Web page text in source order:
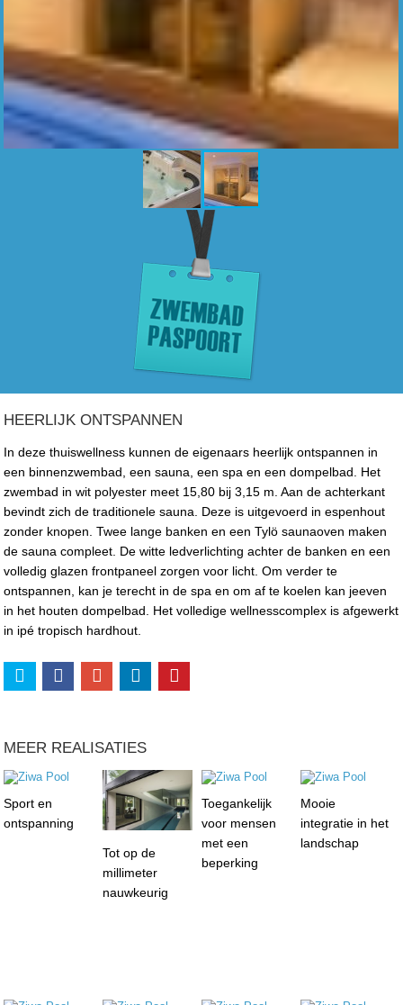
HEERLIJK ONTSPANNEN
In deze thuiswellness kunnen de eigenaars heerlijk ontspannen in
een binnenzwembad, een sauna, een spa en een dompelbad. Het
zwembad in wit polyester meet 15,80 bij 3,15 m. Aan de achterkant
bevindt zich de traditionele sauna. Deze is uitgevoerd in espenhout
zonder knopen. Twee lange banken en een Tylö saunaoven maken
de sauna compleet. De witte ledverlichting achter de banken en een
volledig glazen frontpaneel zorgen voor licht. Om verder te
ontspannen, kan je terecht in de spa en om af te koelen kan jeeven
in het houten dompelbad. Het volledige wellnesscomplex is afgewerkt
in ipé tropisch hardhout.
MEER REALISATIES
Sport en
ontspanning
Tot op de
millimeter
nauwkeurig
Toegankelijk
voor mensen
met een
beperking
Mooie
integratie in het
landschap